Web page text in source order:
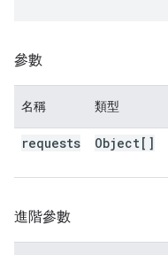
參數
名稱 類型
requests Object[]
進階參數